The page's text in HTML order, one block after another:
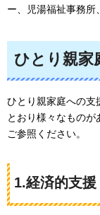
ー、児湯福祉事務所
ひとり親家
ひとり親家庭への支
とおり様々なもの
ご参照ください。
1.経済的支援